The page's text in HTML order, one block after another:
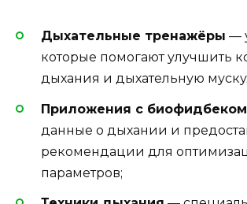
Дыхательные тренажёры —
которые помогают улучшить
дыхания и дыхательную
Приложения с биофидбеком
данные о дыхании и
рекомендации для
параметров;